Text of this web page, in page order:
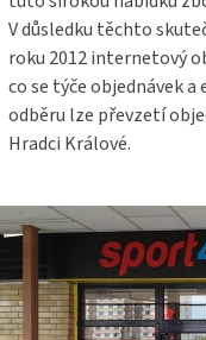
V důsledku těchto
roku 2012 internetový
co se týče objednávek
odběru lze převzetí
Hradci Králové.